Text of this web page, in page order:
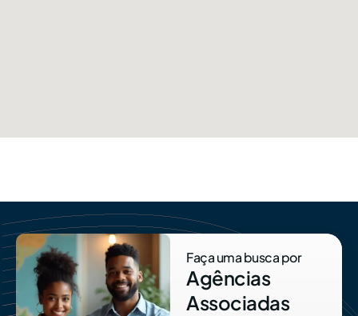
Faça uma busca por
Agências
Associadas